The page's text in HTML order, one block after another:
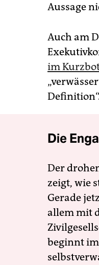
Aussage
Auch am
im
Die
Der
zeigt, wie
Gerade
allem mit
beginnt